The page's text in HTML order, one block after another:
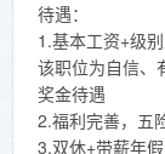
待遇：
1.基本工资+级
该职位为自信、
奖金待遇
2.福利完善，五
3.双休+带薪年